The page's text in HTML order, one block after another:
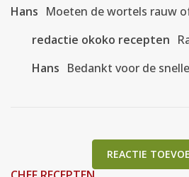
Hans Moeten de wortels rauw
redactie okoko recepten
Hans Bedankt voor de
REACTIE